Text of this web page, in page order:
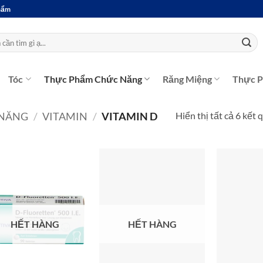
Tóc Thực Phẩm Chức Năng Răng Miệng Thực
/ VITAMIN / VITAMIN D Hiển thị tất cả 6 kết
HẾT HÀNG HẾT HÀNG